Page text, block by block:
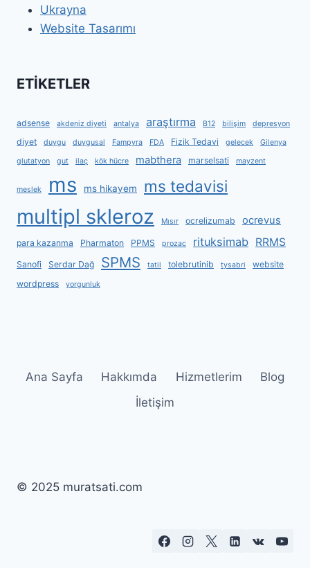
Ukrayna
Website Tasarımı
ETİKETLER
adsense akdeniz diyeti antalya araştırma B12 bilişim depresyon
diyet duygu duygusal Fampyra FDA Fizik Tedavi gelecek Gilenya
glutatyon gut ilaç kök hücre mabthera marselsati mayzent
meslek ms ms hikayem ms tedavisi
multipl skleroz Mısır ocrelizumab ocrevus
para kazanma Pharmaton PPMS prozac rituksimab RRMS
Sanofi Serdar Dağ SPMS tatil tolebrutinib tysabri
website
wordpress
yorgunluk
Ana Sayfa Hakkımda Hizmetlerim
Blog
İletişim
© 2025 muratsati.com